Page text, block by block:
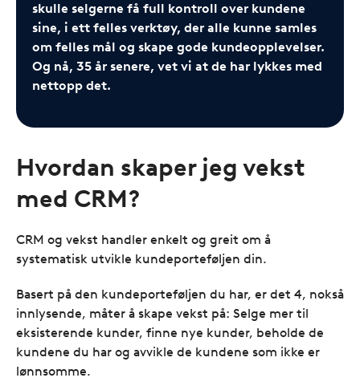
skulle selgerne få full kontroll over kundene
sine, i ett felles verktøy, der alle kunne samles
om felles mål og skape gode kundeopplevelser.
Og nå, 35 år senere, vet vi at de har lykkes med
nettopp det.
Hvordan skaper jeg vekst
med CRM?
CRM og vekst handler enkelt og greit om å
systematisk utvikle kundeporteføljen din.
Basert på den kundeporteføljen du har, er det 4, nokså
innlysende, måter å skape vekst på: Selge mer til
eksisterende kunder, finne nye kunder, beholde de
kundene du har og avvikle de kundene som ikke er
lønnsomme.